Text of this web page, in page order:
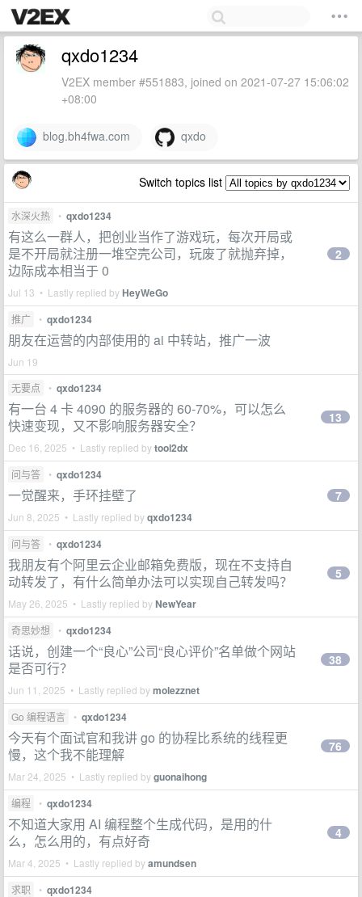
qxdo1234
V2EX member #551883, joined on 2021-07-27 15:06:02
+08:00
blog.bh4fwa.com qxdo
Switch topics list
水深火热 • qxdo1234
有这么一群人，把创业当作了游戏玩，每次开局或
是不开局就注册一堆空壳公司，玩废了就抛弃掉，
边际成本相当于 0
Jul 13 • Lastly replied byHeyWeGo
2
推广 • qxdo1234
朋友在运营的内部使用的 ai 中转站，推广一波
Jun 19
无要点
• qxdo1234
有一台 4 卡 4090 的服务器的 60-70%，可以怎么
快速变现，又不影响服务器安全？
Dec 16, 2025 • Lastly replied bytool2dx
13
问与答 • qxdo1234
一觉醒来，手环挂壁了
Jun 8, 2025 • Lastly replied byqxdo1234
7
问与答 • qxdo1234
我朋友有个阿里云企业邮箱免费版，现在不支持自
动转发了，有什么简单办法可以实现自己转发吗？
May 26, 2025 • Lastly replied byNewYear
5
奇思妙想 • qxdo1234
话说，创建一个“良心”公司“良心评价”名单做个网站
是否可行？
Jun 11, 2025 • Lastly replied bymolezznet
38
Go 编程语言 • qxdo1234
今天有个面试官和我讲 go 的协程比系统的线程更
慢，这个我不能理解
Mar 24, 2025 • Lastly replied byguonaihong
76
编程 • qxdo1234
不知道大家用 AI 编程整个生成代码，是用的什
么，怎么用的，有点好奇
Mar 4, 2025 • Lastly replied byamundsen
4
求职 • qxdo1234